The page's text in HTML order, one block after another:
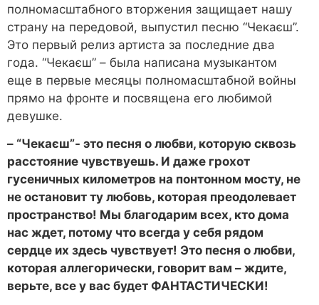
полномасштабного вторжения защищает нашу
страну на передовой, выпустил песню “Чекаєш”.
Это первый релиз артиста за последние два
года. “Чекаєш” – была написана музыкантом
еще в первые месяцы полномасштабной войны
прямо на фронте и посвящена его любимой
девушке.
– “Чекаєш”- это песня о любви, которую сквозь
расстояние чувствуешь. И даже грохот
гусеничных километров на понтонном мосту, не
не остановит ту любовь, которая преодолевает
пространство! Мы благодарим всех, кто дома
нас ждет, потому что всегда у себя рядом
сердце их здесь чувствует! Это песня о любви,
которая аллегорически, говорит вам – ждите,
верьте, все у вас будет ФАНТАСТИЧЕСКИ!